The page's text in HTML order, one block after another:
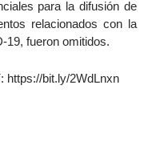
para la difusión de
relacionados con la
19, fueron omitidos.
https://bit.ly/2WdLnxn